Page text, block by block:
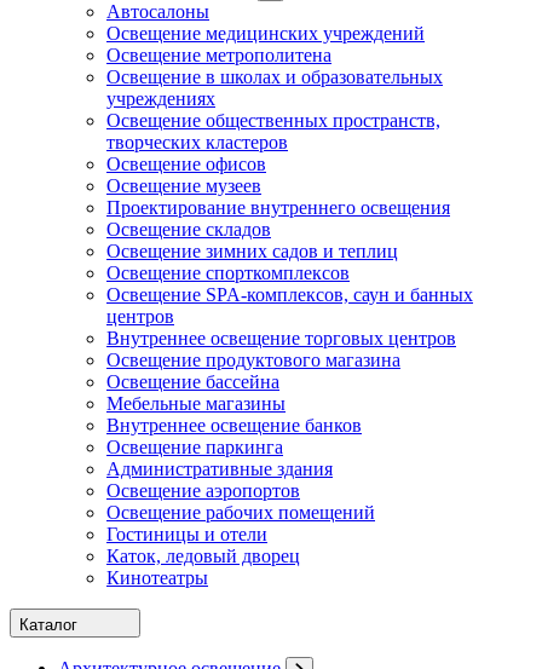
Автосалоны
Освещение медицинских учреждений
Освещение метрополитена
Освещение в школах и образовательных
учреждениях
Освещение общественных пространств,
творческих кластеров
Освещение офисов
Освещение музеев
Проектирование внутреннего освещения
Освещение складов
Освещение зимних садов и теплиц
Освещение спорткомплексов
Освещение SPA-комплексов, саун и банных
центров
Внутреннее освещение торговых центров
Освещение продуктового магазина
Освещение бассейна
Мебельные магазины
Внутреннее освещение банков
Освещение паркинга
Административные здания
Освещение аэропортов
Освещение рабочих помещений
Гостиницы и отели
Каток, ледовый дворец
Кинотеатры
Каталог